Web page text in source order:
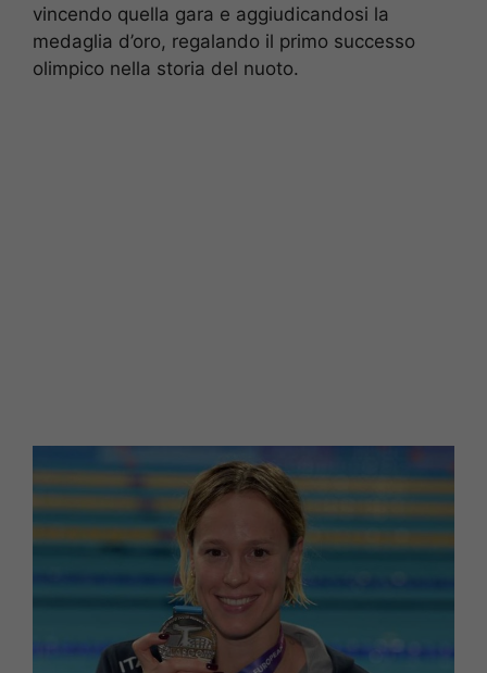
vincendo quella gara e aggiudicandosi la
medaglia d’oro, regalando il primo successo
olimpico nella storia del nuoto.